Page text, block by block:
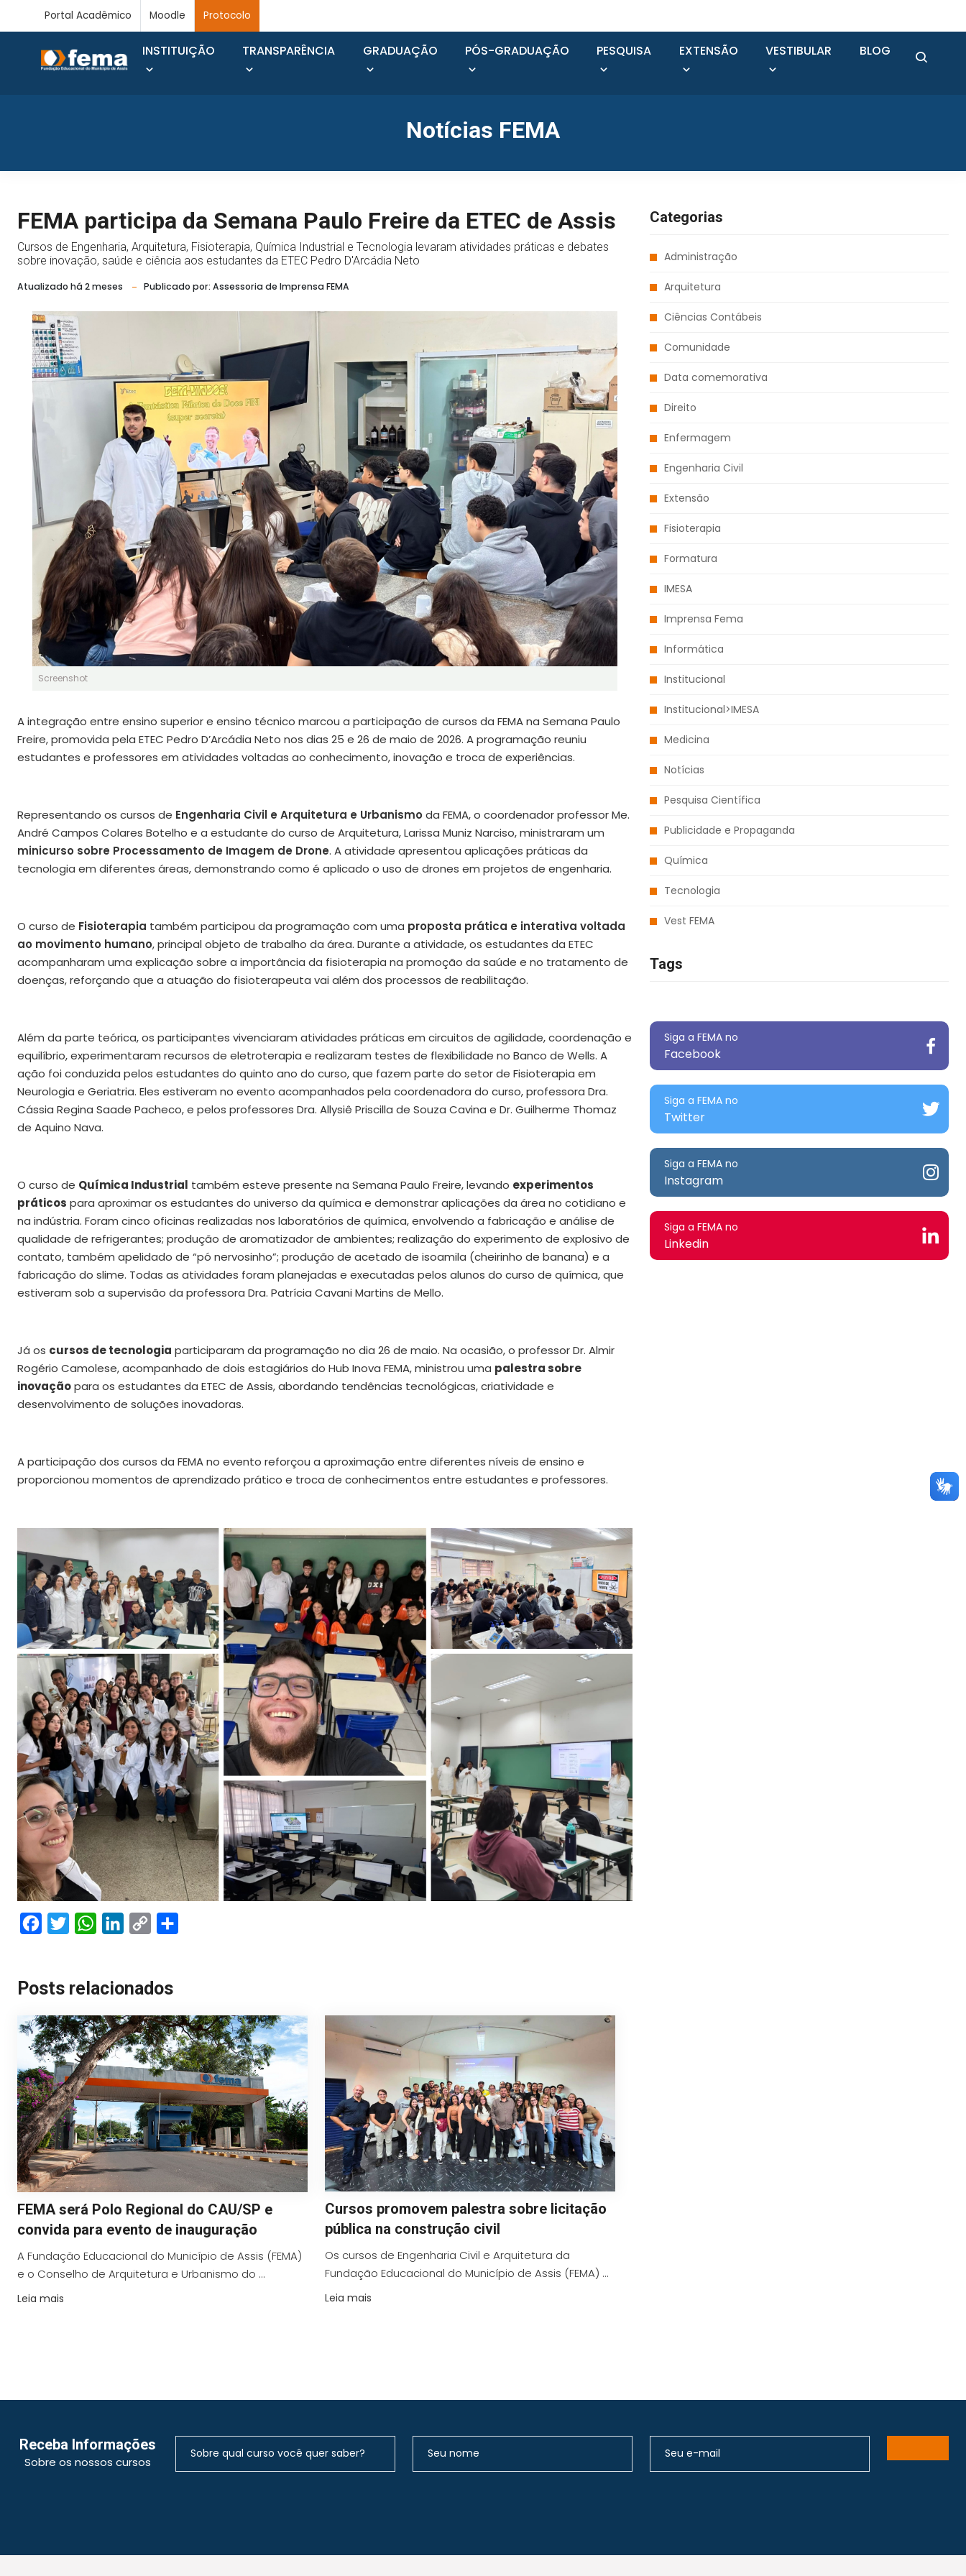
Portal Acadêmico Moodle Protocolo
INSTITUIÇÃO TRANSPARÊNCIA GRADUAÇÃO PÓS-GRADUAÇÃO PESQUISA EXTENSÃO VESTIBULAR BLOG
Notícias FEMA
FEMA participa da Semana Paulo Freire da ETEC de Assis
Cursos de Engenharia, Arquitetura, Fisioterapia, Química Industrial e Tecnologia levaram atividades práticas e debates
sobre inovação, saúde e ciência aos estudantes da ETEC Pedro D'Arcádia Neto
Atualizado há 2 meses Publicado por: Assessoria de Imprensa FEMA
Screenshot
A integração entre ensino superior e ensino técnico marcou a participação de cursos da FEMA na Semana Paulo
Freire, promovida pela ETEC Pedro D’Arcádia Neto nos dias 25 e 26 de maio de 2026. A programação reuniu
estudantes e professores em atividades voltadas ao conhecimento, inovação e troca de experiências.
Representando os cursos de Engenharia Civil e Arquitetura e Urbanismo da FEMA, o coordenador professor Me.
André Campos Colares Botelho e a estudante do curso de Arquitetura, Larissa Muniz Narciso, ministraram um
minicurso sobre Processamento de Imagem de Drone. A atividade apresentou aplicações práticas da
tecnologia em diferentes áreas, demonstrando como é aplicado o uso de drones em projetos de engenharia.
O curso de Fisioterapia também participou da programação com uma proposta prática e interativa voltada
ao movimento humano, principal objeto de trabalho da área. Durante a atividade, os estudantes da ETEC
acompanharam uma explicação sobre a importância da fisioterapia na promoção da saúde e no tratamento de
doenças, reforçando que a atuação do fisioterapeuta vai além dos processos de reabilitação.
Além da parte teórica, os participantes vivenciaram atividades práticas em circuitos de agilidade, coordenação e
equilíbrio, experimentaram recursos de eletroterapia e realizaram testes de flexibilidade no Banco de Wells. A
ação foi conduzida pelos estudantes do quinto ano do curso, que fazem parte do setor de Fisioterapia em
Neurologia e Geriatria. Eles estiveram no evento acompanhados pela coordenadora do curso, professora Dra.
Cássia Regina Saade Pacheco, e pelos professores Dra. Allysiê Priscilla de Souza Cavina e Dr. Guilherme Thomaz
de Aquino Nava.
O curso de Química Industrial também esteve presente na Semana Paulo Freire, levando experimentos
práticos para aproximar os estudantes do universo da química e demonstrar aplicações da área no cotidiano e
na indústria. Foram cinco oficinas realizadas nos laboratórios de química, envolvendo a fabricação e análise de
qualidade de refrigerantes; produção de aromatizador de ambientes; realização do experimento de explosivo de
contato, também apelidado de “pó nervosinho”; produção de acetado de isoamila (cheirinho de banana) e a
fabricação do slime. Todas as atividades foram planejadas e executadas pelos alunos do curso de química, que
estiveram sob a supervisão da professora Dra. Patrícia Cavani Martins de Mello.
Já os cursos de tecnologia participaram da programação no dia 26 de maio. Na ocasião, o professor Dr. Almir
Rogério Camolese, acompanhado de dois estagiários do Hub Inova FEMA, ministrou uma palestra sobre
inovaçãopara os estudantes da ETEC de Assis, abordando tendências tecnológicas, criatividade e
desenvolvimento de soluções inovadoras.
A participação dos cursos da FEMA no evento reforçou a aproximação entre diferentes níveis de ensino e
proporcionou momentos de aprendizado prático e troca de conhecimentos entre estudantes e professores.
FacebookTwitterWhatsAppLinkedIn
Copy
Posts relacionados
FEMA será Polo Regional do CAU/SP e
convida para evento de inauguração
A Fundação Educacional do Município de Assis (FEMA)
e o Conselho de Arquitetura e Urbanismo do ...
Leia mais
Cursos promovem palestra sobre licitação
pública na construção civil
Os cursos de Engenharia Civil e Arquitetura da
Fundação Educacional do Município de Assis (FEMA) ...
Leia mais
Categorias
Administração
Arquitetura
Ciências Contábeis
Comunidade
Data comemorativa
Direito
Enfermagem
Engenharia Civil
Extensão
Fisioterapia
Formatura
IMESA
Imprensa Fema
Informática
Institucional
Institucional>IMESA
Medicina
Notícias
Pesquisa Científica
Publicidade e Propaganda
Química
Tecnologia
Vest FEMA
Tags
Siga a FEMA no
Facebook
Siga a FEMA no
Twitter
Siga a FEMA no
Instagram
Siga a FEMA no
Linkedin
Receba Informações
Sobre os nossos cursos